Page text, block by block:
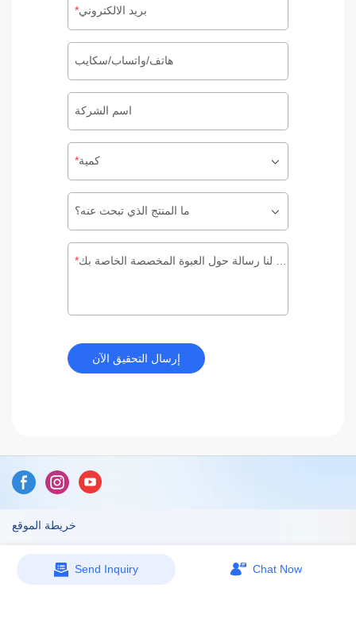
بريد الالكتروني
هاتف/واتساب/سكايب
اسم الشركة
كمية
ما المنتج الذي تبحث عنه؟
اترك لنا رسالة حول العبوة المخصصة الخاصة بك
إرسال التحقيق الآن
خريطة الموقع
Copyright © 2026 Dongguan Caicheng Printing Factory -
Send Inquiry Chat Now